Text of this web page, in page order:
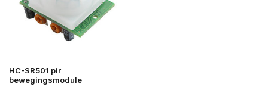
HC-SR501 pir
bewegingsmodule